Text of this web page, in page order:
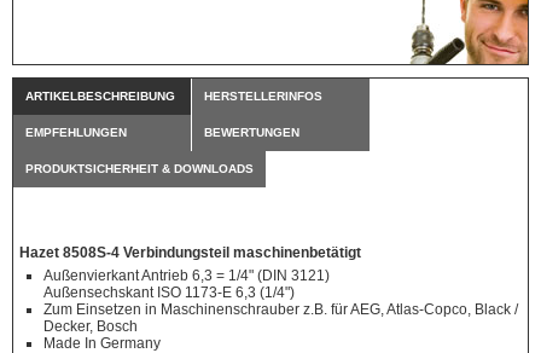
ARTIKELBESCHREIBUNG HERSTELLERINFOS
EMPFEHLUNGEN BEWERTUNGEN
PRODUKTSICHERHEIT & DOWNLOADS
Hazet 8508S-4 Verbindungsteil maschinenbetätigt
Außenvierkant Antrieb 6,3 = 1/4" (DIN 3121)
Außensechskant ISO 1173-E 6,3 (1/4")
Zum Einsetzen in Maschinenschrauber z.B. für AEG, Atlas-Copco, Black /
Decker, Bosch
Made In Germany